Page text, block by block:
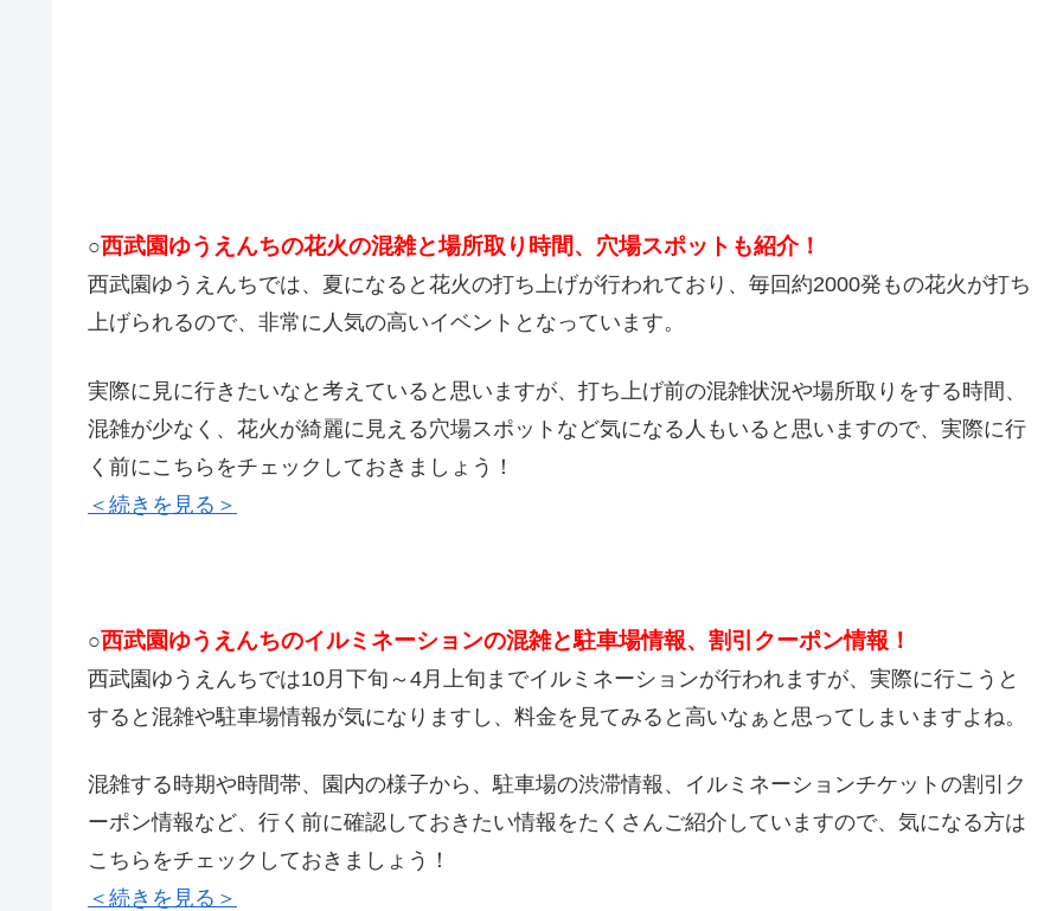
○西武園ゆうえんちの花火の混雑と場所取り時間、穴場スポットも紹介！
西武園ゆうえんちでは、夏になると花火の打ち上げが行われており、毎回約2000発もの花火が打ち
上げられるので、非常に人気の高いイベントとなっています。
実際に見に行きたいなと考えていると思いますが、打ち上げ前の混雑状況や場所取りをする時間、
混雑が少なく、花火が綺麗に見える穴場スポットなど気になる人もいると思いますので、実際に行
く前にこちらをチェックしておきましょう！
＜続きを見る＞
○西武園ゆうえんちのイルミネーションの混雑と駐車場情報、割引クーポン情報！
西武園ゆうえんちでは10月下旬～4月上旬までイルミネーションが行われますが、実際に行こうと
すると混雑や駐車場情報が気になりますし、料金を見てみると高いなぁと思ってしまいますよね。
混雑する時期や時間帯、園内の様子から、駐車場の渋滞情報、イルミネーションチケットの割引ク
ーポン情報など、行く前に確認しておきたい情報をたくさんご紹介していますので、気になる方は
こちらをチェックしておきましょう！
＜続きを見る＞